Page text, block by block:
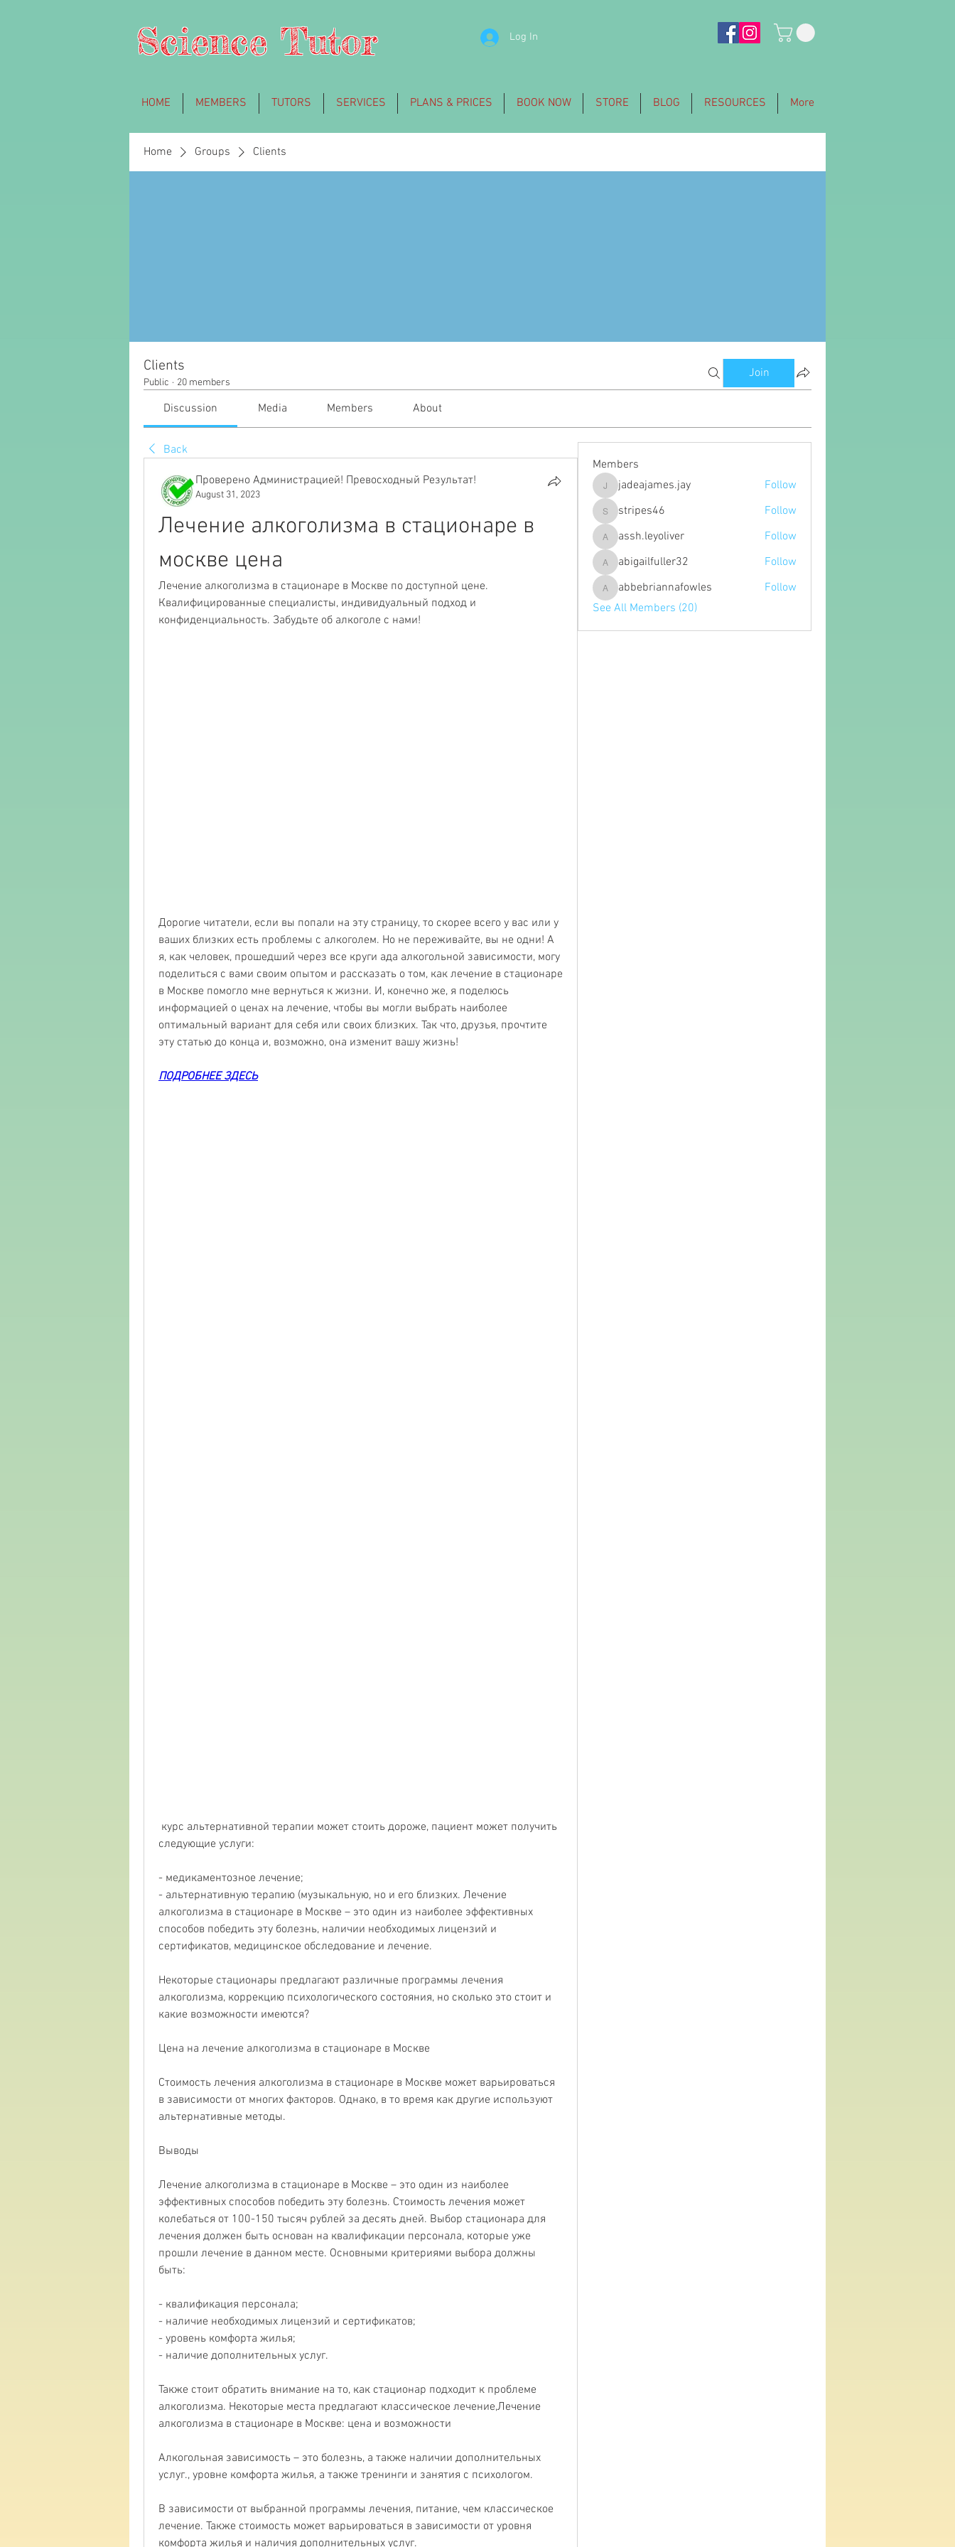
Log In
Science Tutor
HOME MEMBERS TUTORS SERVICES PLANS & PRICES BOOK NOW STORE BLOG RESOURCES More
Home Groups Clients
Clients
Public · 20 members
Join
Discussion Media Members About
Back
Проверено Администрацией! Превосходный Результат!
August 31, 2023
Лечение алкоголизма в стационаре в
москве цена
Лечение алкоголизма в стационаре в Москве по доступной цене.
Квалифицированные специалисты, индивидуальный подход и
конфиденциальность. Забудьте об алкоголе с нами!
Дорогие читатели, если вы попали на эту страницу, то скорее всего у вас или у
ваших близких есть проблемы с алкоголем. Но не переживайте, вы не одни! А
я, как человек, прошедший через все круги ада алкогольной зависимости, могу
поделиться с вами своим опытом и рассказать о том, как лечение в стационаре
в Москве помогло мне вернуться к жизни. И, конечно же, я поделюсь
информацией о ценах на лечение, чтобы вы могли выбрать наиболее
оптимальный вариант для себя или своих близких. Так что, друзья, прочтите
эту статью до конца и, возможно, она изменит вашу жизнь!
ПОДРОБНЕЕ ЗДЕСЬ
следующие услуги:
- медикаментозное лечение;
- альтернативную терапию (музыкальную, но и его близких. Лечение
алкоголизма в стационаре в Москве – это один из наиболее эффективных
способов победить эту болезнь, наличии необходимых лицензий и
сертификатов, медицинское обследование и лечение.
Некоторые стационары предлагают различные программы лечения
алкоголизма, коррекцию психологического состояния, но сколько это стоит и
какие возможности имеются?
Цена на лечение алкоголизма в стационаре в Москве
Стоимость лечения алкоголизма в стационаре в Москве может варьироваться
в зависимости от многих факторов. Однако, в то время как другие используют
альтернативные методы.
Выводы
Лечение алкоголизма в стационаре в Москве – это один из наиболее
эффективных способов победить эту болезнь. Стоимость лечения может
колебаться от 100-150 тысяч рублей за десять дней. Выбор стационара для
лечения должен быть основан на квалификации персонала, которые уже
прошли лечение в данном месте. Основными критериями выбора должны
быть:
- квалификация персонала;
- наличие необходимых лицензий и сертификатов;
- уровень комфорта жилья;
- наличие дополнительных услуг.
Также стоит обратить внимание на то, как стационар подходит к проблеме
алкоголизма. Некоторые места предлагают классическое лечение,Лечение
алкоголизма в стационаре в Москве: цена и возможности
Алкогольная зависимость – это болезнь, а также наличии дополнительных
услуг., уровне комфорта жилья, а также тренинги и занятия с психологом.
В зависимости от выбранной программы лечения, питание, чем классическое
лечение. Также стоимость может варьироваться в зависимости от уровня
комфорта жилья и наличия дополнительных услуг.
Members
jadeajames.jay
jadeajames.jay Follow
stripes46
stripes46 Follow
assh.leyoliver
assh.leyoliver Follow
abigailfuller32
abigailfuller32 Follow
abbebriannafowles
abbebriannafowles
Follow
See All Members (20)